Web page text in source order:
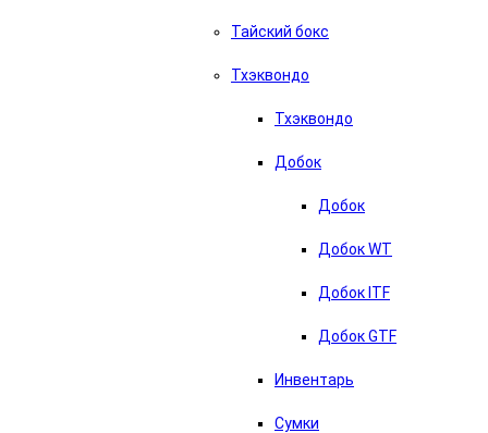
Тайский бокс
Тхэквондо
Тхэквондо
Добок
Добок
Добок WT
Добок ITF
Добок GTF
Инвентарь
Сумки